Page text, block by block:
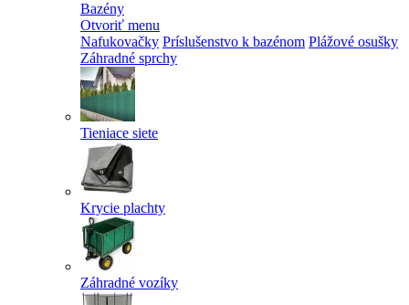
Bazény
Otvoriť menu
Nafukovačky Príslušenstvo k bazénom Plážové osušky
Záhradné sprchy
Tieniace siete
Krycie plachty
Záhradné vozíky